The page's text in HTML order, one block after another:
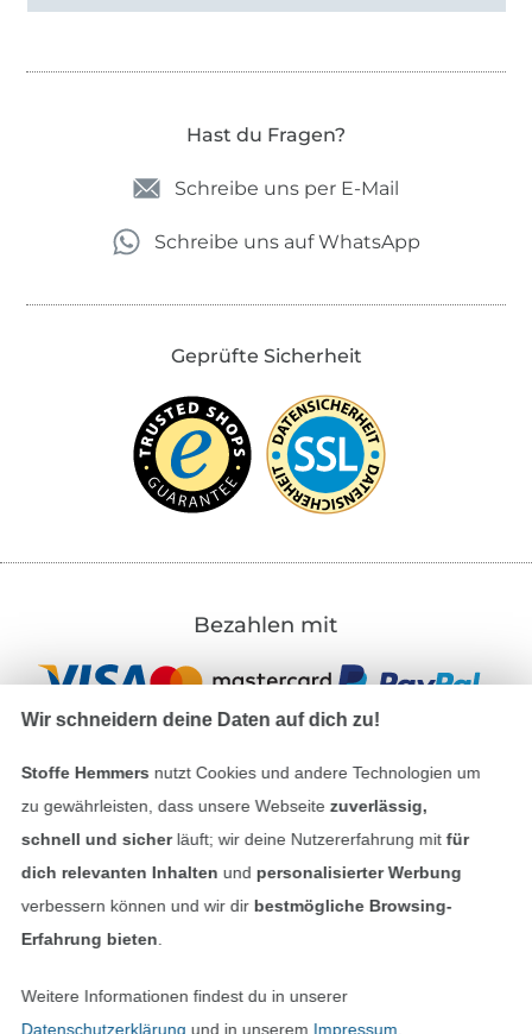
Hast du Fragen?
Schreibe uns per E-Mail
Schreibe uns auf WhatsApp
Geprüfte Sicherheit
Bezahlen mit
Unsere Versandpartner
In den deutschen Shop wechseln (aktuell
Wir schneidern deine Daten auf dich zu!
Stoffe Hemmers nutzt Cookies und andere Technologien um
zu gewährleisten, dass unsere Webseite zuverlässig,
schnell und sicherläuft; wir deine Nutzererfahrung mitfür
dich relevanten Inhalten und personalisierter Werbung
verbessern können und wir dir bestmögliche Browsing-
Erfahrung bieten
Weitere Informationen findest du in unserer
Datenschutzerklärung und in unserem Impressum